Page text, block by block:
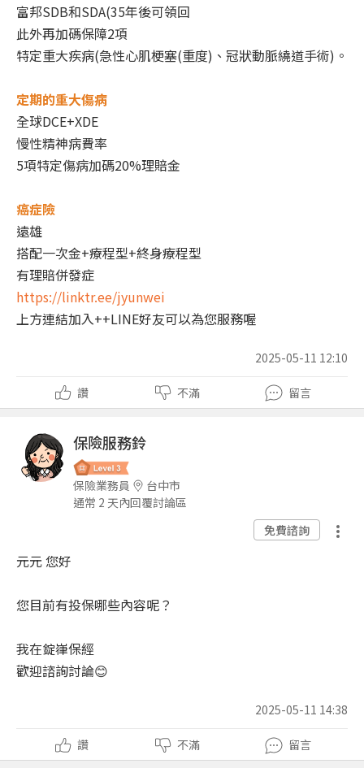
富邦SDB和SDA(35年後可領回
此外再加碼保障2項
特定重大疾病(急性心肌梗塞(重度)、冠狀動脈繞道手術)。
定期的重大傷病
全球DCE+XDE
慢性精神病費率
5項特定傷病加碼20%理賠金
癌症險
遠雄
搭配一次金+療程型+終身療程型
有理賠併發症
https://linktr.ee/jyunwei
上方連結加入++LINE好友可以為您服務喔
2025-05-11 12:10
讚 不滿 留言
保險服務鈴
保險業務員
台中市
通常 2 天內回覆討論區
免費諮詢
元元 您好
您目前有投保哪些內容呢？
我在錠嵂保經
歡迎諮詢討論😊
2025-05-11 14:38
讚 不滿 留言